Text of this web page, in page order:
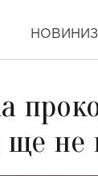
НОВИНИ
не